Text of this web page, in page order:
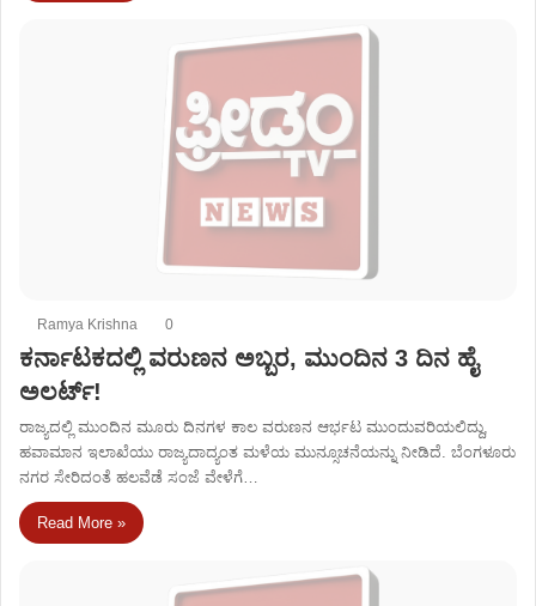
Ramya Krishna 0
ಕರ್ನಾಟಕದಲ್ಲಿ ವರುಣನ ಅಬ್ಬರ, ಮುಂದಿನ 3 ದಿನ ಹೈ
ಅಲರ್ಟ್!
ರಾಜ್ಯದಲ್ಲಿ ಮುಂದಿನ ಮೂರು ದಿನಗಳ ಕಾಲ ವರುಣನ ಆರ್ಭಟ ಮುಂದುವರಿಯಲಿದ್ದು,
ಹವಾಮಾನ ಇಲಾಖೆಯು ರಾಜ್ಯದಾದ್ಯಂತ ಮಳೆಯ ಮುನ್ಸೂಚನೆಯನ್ನು ನೀಡಿದೆ. ಬೆಂಗಳೂರು
ನಗರ ಸೇರಿದಂತೆ ಹಲವೆಡೆ ಸಂಜೆ ವೇಳೆಗೆ…
Read More »